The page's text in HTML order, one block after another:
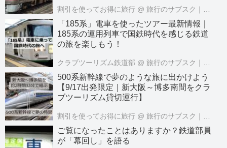
割引を使ってお得に旅行 @ 旅行のサブスク｜クラブツーリズムPASS公式
「185系」電車を使ったツアー最新情報｜
185系の運用列車で国鉄時代を感じる鉄道
の旅を楽しもう！
クラブツーリズム鉄道部 @ 旅行のサブスク｜クラブツーリズムPASS公式
500系新幹線で夢のような旅に出かけよう
【9/17出発限定｜新大阪～博多南間をクラ
ブツーリズム貸切運行】
割引を使ってお得に旅行 @ 旅行のサブスク｜クラブツーリズムPASS公式
ご覧になったことはありますか？鉄道部員
が「幕回し」を語る